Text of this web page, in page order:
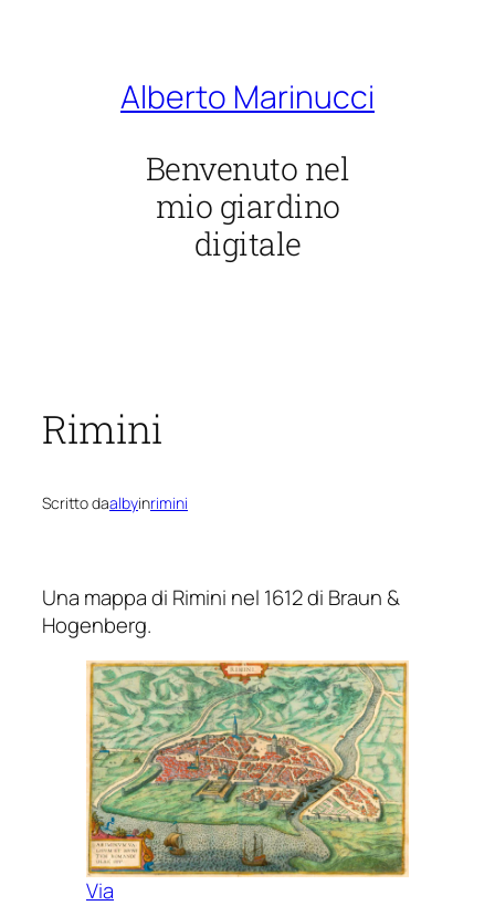
Alberto Marinucci
Benvenuto nel
mio giardino
digitale
Rimini
Scritto daalbyinrimini
Una mappa di Rimini nel 1612 di Braun &
Hogenberg.
Via